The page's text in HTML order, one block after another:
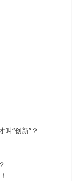
“创新”？